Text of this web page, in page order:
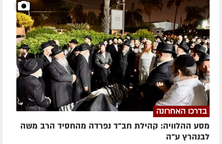
בדרכו האחרונה
מסע ההלוויה: קהילת חב"ד נפרדה מהחסיד הרב משה
לבנהרץ ע"ה